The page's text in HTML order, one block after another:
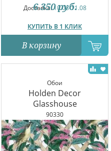
Доставка:10.08-11.08
КУПИТЬ В 1 КЛИК
6 350 руб.
В корзину
Обои
Holden Decor
Glasshouse
90330